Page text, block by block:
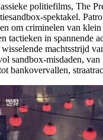
politiefilms, The
spektakel.
om criminelen van
tactieken in spannende
machtsstrijd
sandbox-misdaden, van
bankovervallen,